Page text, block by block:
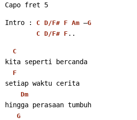
Capo fret 5
Intro : C D/F# F Am –G
C D/F# F ..
C
kita seperti bercanda
F
setiap waktu cerita
Dm
hingga perasaan tumbuh
G